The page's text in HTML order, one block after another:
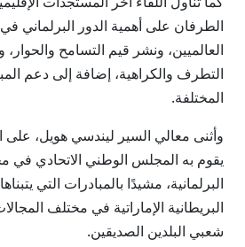
الطرفان على أهمية الدور البرلماني في
العالميين، ونشر قيم التسامح
التطرف والكراهية، إضافة إلى دعم
المختلفة.
وأثنى معالي السير ليندسي هويل، على
يقوم به المجلس الوطني الاتحادي في
البرلمانية، مشيدًا بالمبادرات التي
البريطانية الإماراتية في مختلف
شعبي البلدين الصديقين.